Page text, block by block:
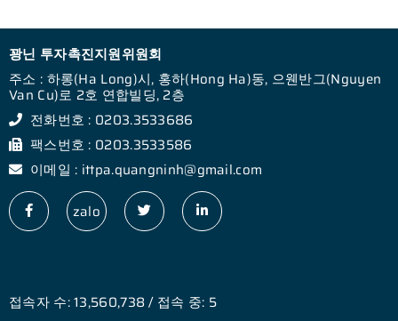
꽝닌 투자촉진지원위원회
주소 : 하롱(Ha Long)시, 홍하(Hong Ha)동, 으웬반그(Nguyen
Van Cu)로 2호 연합빌딩, 2층
전화번호 : 0203.3533686
팩스번호 : 0203.3533586
이메일 : ittpa.quangninh@gmail.com
zalo
접속자 수: 13,560,738 / 접속 중: 5